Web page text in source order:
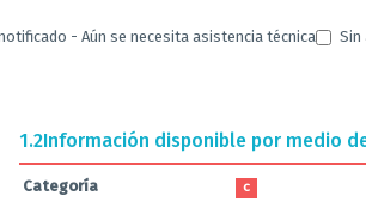
- Aún se necesita asistencia técnica Sin
1.2Información disponible por medio
Categoría C